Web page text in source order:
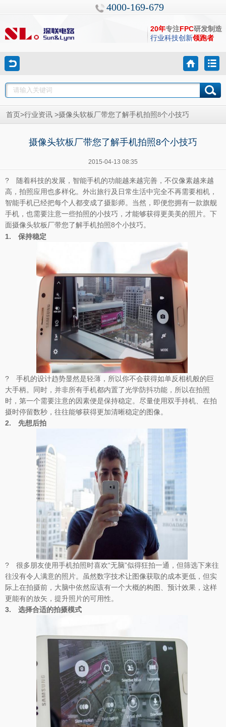
4000-169-679
20年专注FPC研发制造
行业科技创新领跑者
首页 >行业资讯 >摄像头软板厂带您了解手机拍照8个小技巧
摄像头软板厂带您了解手机拍照8个小技巧
2015-04-13 08:35
? 随着科技的发展，智能手机的功能越来越完善，不仅像素越来越
高，拍照应用也多样化。外出旅行及日常生活中完全不再需要相机，
智能手机已经把每个人都变成了摄影师。当然，即便您拥有一款旗舰
手机，也需要注意一些拍照的小技巧，才能够获得更美美的照片。下
面摄像头软板厂带您了解手机拍照8个小技巧。
1. 保持稳定
? 手机的设计趋势显然是轻薄，所以你不会获得如单反相机般的巨
大手柄。同时，并非所有手机都内置了光学防抖功能，所以在拍照
时，第一个需要注意的因素便是保持稳定。尽量使用双手持机、在拍
摄时停留数秒，往往能够获得更加清晰稳定的图像。
2. 先想后拍
? 很多朋友使用手机拍照时喜欢“无脑”似得狂拍一通，但筛选下来往
往没有令人满意的照片。虽然数字技术让图像获取的成本更低，但实
际上在拍摄前，大脑中依然应该有一个大概的构图、预计效果，这样
更能有的放矢，提升照片的可用性。
3. 选择合适的拍摄模式